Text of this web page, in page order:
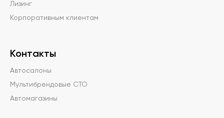
Лизинг
Корпоративным клиентам
Контакты
Автосалоны
Мультибрендовые СТО
Автомагазины